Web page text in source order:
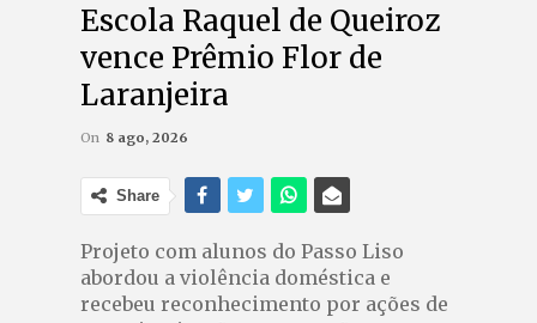
Escola Raquel de Queiroz
vence Prêmio Flor de
Laranjeira
On 8 ago, 2026
Share
Projeto com alunos do Passo Liso
abordou a violência doméstica e
recebeu reconhecimento por ações de